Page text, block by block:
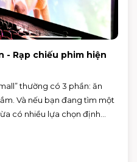
- Rạp chiếu phim hiện
thường có 3 phần: ăn
Và nếu bạn đang tìm một
có nhiều lựa chọn định
rất phù hợp cho cả gia
hò cuối tuần.